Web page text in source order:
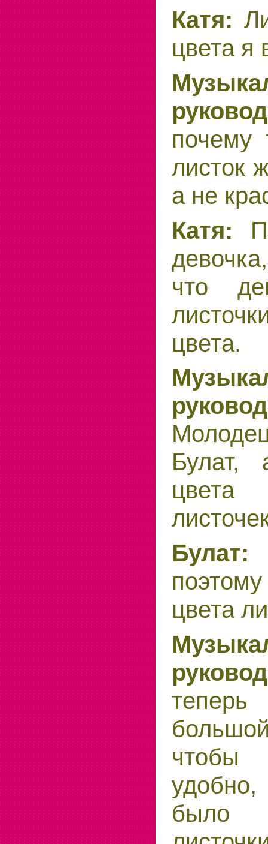
Катя:
цвета я
почему
листок
а не
Катя:
что
цвета.
Булат,
Булат:
цвета
чтобы
было